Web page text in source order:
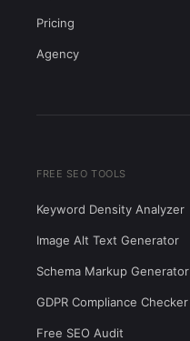
Pricing
Agency
FREE SEO TOOLS
Keyword Density Analyzer
Image Alt Text Generator
Schema Markup Generator
GDPR Compliance Checker
Free SEO Audit